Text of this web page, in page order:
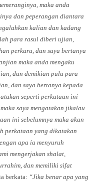
maka anda
dan peperangan diantara
kalian dan kadang
para rasul diberi ujian,
perkara, dan saya bertanya
maka anda mengaku
dan demikian pula para
dan saya bertanya kepada
seperti perkataan ini
saya mengatakan jikalau
ini sebelumnya maka akan
perkataan yang dikatakan
apa ia menyuruh
mengerjakan shalat,
dan memiliki sifat
berkata: “Jika benar apa yang